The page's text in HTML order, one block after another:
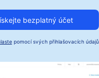
bezplatný účet
pomocí svých přihlašovacích údajů